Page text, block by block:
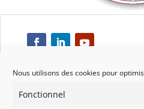
Nous utilisons des cookies pour
Fonctionnel
Respect